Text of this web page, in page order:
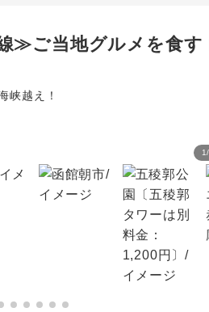
≫ご当地グルメを食す
峡越え！
1